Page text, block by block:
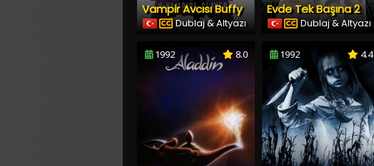
Vampir Avcısı Buffy
Dublaj & Altyazı
Evde Tek Başına 2
Dublaj & Altyazı
1992 8.0 1992 4.4